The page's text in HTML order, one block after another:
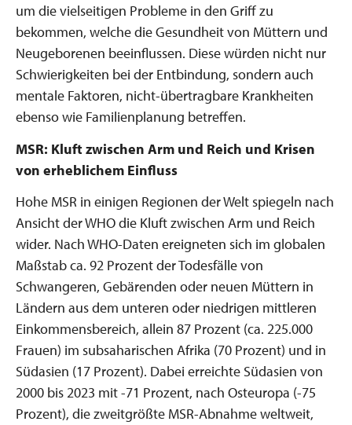
um die vielseitigen Probleme in den Griff zu
bekommen, welche die Gesundheit von Müttern und
Neugeborenen beeinflussen. Diese würden nicht nur
Schwierigkeiten bei der Entbindung, sondern auch
mentale Faktoren, nicht-übertragbare Krankheiten
ebenso wie Familienplanung betreffen.
MSR: Kluft zwischen Arm und Reich und Krisen
von erheblichem Einfluss
Hohe MSR in einigen Regionen der Welt spiegeln nach
Ansicht der WHO die Kluft zwischen Arm und Reich
wider. Nach WHO-Daten ereigneten sich im globalen
Maßstab ca. 92 Prozent der Todesfälle von
Schwangeren, Gebärenden oder neuen Müttern in
Ländern aus dem unteren oder niedrigen mittleren
Einkommensbereich, allein 87 Prozent (ca. 225.000
Frauen) im subsaharischen Afrika (70 Prozent) und in
Südasien (17 Prozent). Dabei erreichte Südasien von
2000 bis 2023 mit -71 Prozent, nach Osteuropa (-75
Prozent), die zweitgrößte MSR-Abnahme weltweit,